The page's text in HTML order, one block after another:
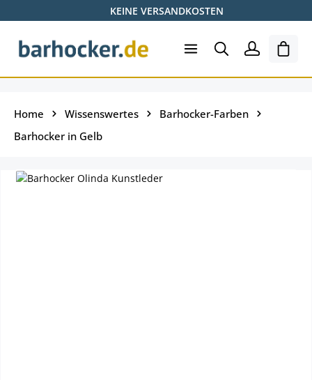
Zum Hauptinhalt springenKEINE VERSANDKOSTEN
Home Wissenswertes
Barhocker-Farben
Barhocker in Gelb